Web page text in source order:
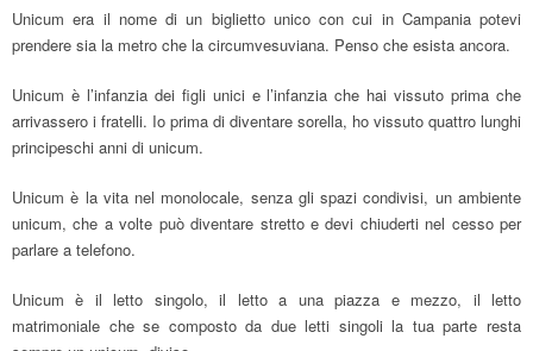
Unicum era il nome di un biglietto unico con cui in Campania potevi
prendere sia la metro che la circumvesuviana. Penso che esista ancora.
Unicum è l’infanzia dei figli unici e l’infanzia che hai vissuto prima che
arrivassero i fratelli. Io prima di diventare sorella, ho vissuto quattro lunghi
principeschi anni di unicum.
Unicum è la vita nel monolocale, senza gli spazi condivisi, un ambiente
unicum, che a volte può diventare stretto e devi chiuderti nel cesso per
parlare a telefono.
Unicum è il letto singolo, il letto a una piazza e mezzo, il letto
matrimoniale che se composto da due letti singoli la tua parte resta